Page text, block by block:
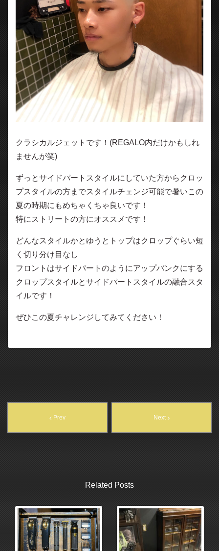
クラシカルジェットです！(REGALO内だけかもしれ
ませんが笑)
ずっとサイドパートスタイルにしていた方からクロッ
プスタイルの方までスタイルチェンジ可能で暑いこの
夏の時期にもめちゃくちゃ良いです！
特にストリートの方にオススメです！
どんなスタイルかとゆうとトップはクロップぐらい短
く切り分け目なし
フロントはサイドパートのようにアップバンクにする
クロップスタイルとサイドパートスタイルの融合スタ
イルです！
ぜひこの夏チャレンジしてみてください！
Prev Next
Related Posts